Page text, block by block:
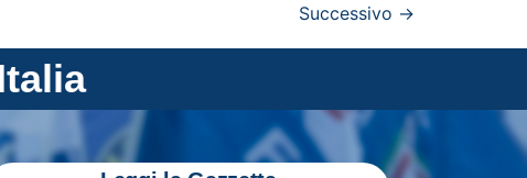
Successivo →